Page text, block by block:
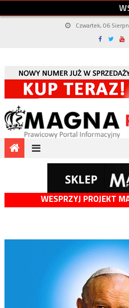
W
Czwartek, 06
WESPRZYJ PROJEKT